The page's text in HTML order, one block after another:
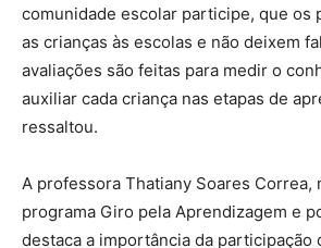
comunidade escolar participe, que os
as crianças às escolas e não deixem
avaliações são feitas para medir o
auxiliar cada criança nas etapas de
ressaltou.
A professora Thatiany Soares Correa,
programa Giro pela Aprendizagem e
destaca a importância da participação